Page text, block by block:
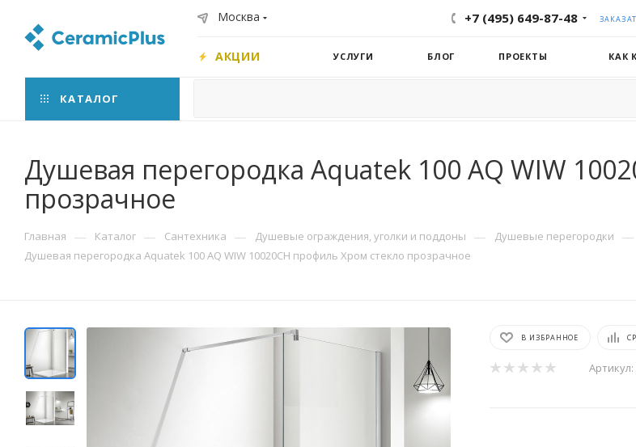
Москва +7 (495) 649-87-48
АКЦИИ УСЛУГИ БЛОГ ПРОЕКТЫ КАК
КАТАЛОГ
Душевая перегородка Aquatek 100 AQ WIW
прозрачное
Главная — Каталог — Сантехника — Душевые ограждения, уголки и поддоны — Душевые перегородки —
Душевая перегородка Aquatek 100 AQ WIW 10020CH профиль Хром стекло прозрачное
В ИЗБРАННОЕ
Артикул: